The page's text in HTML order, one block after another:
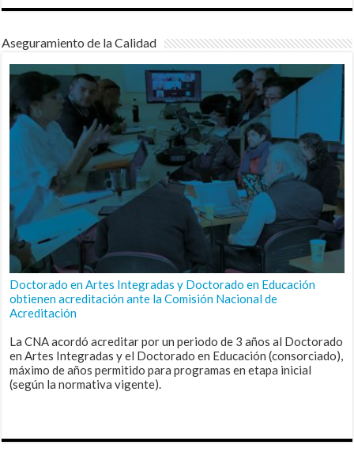
Aseguramiento de la Calidad
Doctorado en Artes Integradas y Doctorado en Educación
obtienen acreditación ante la Comisión Nacional de
Acreditación
La CNA acordó acreditar por un periodo de 3 años al Doctorado
en Artes Integradas y el Doctorado en Educación (consorciado),
máximo de años permitido para programas en etapa inicial
(según la normativa vigente).